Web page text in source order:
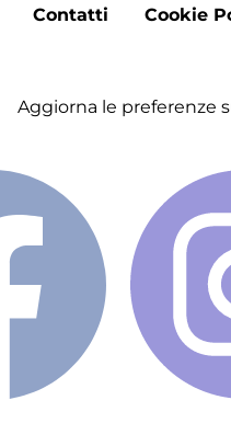
Footer
Contatti Cookie
Aggiorna le preferenze